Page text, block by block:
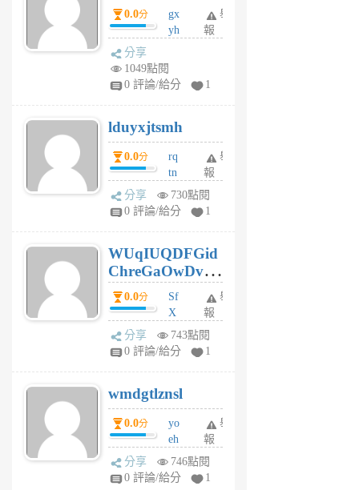
個
月
0.0分
gx
yh
jl
月
前
舉
報
分享
1049點閱
0 評論/給分
1
lduyxjtsmh
0.0分
rq
tn
jt
gl
個
月
前
舉
報
分享
730點閱
0 評論/給分
1
WUqIUQDFGid
ChreGaOwDv
dY0.0分
Sf
X
Pe
Jc
R
P
m
v
A
V
舉
報
分享
743點閱
0 評論/給分
1
wmdgtlznsl
0.0分
yo
eh
ld
gy
舉
報
分享
746點閱
0 評論/給分
1